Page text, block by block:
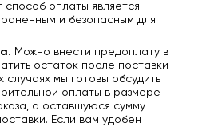
способ оплаты является
и безопасным для
Можно внести предоплату в
остаток после поставки
случаях мы готовы обсудить
оплаты в размере
а оставшуюся сумму
Если вам удобен